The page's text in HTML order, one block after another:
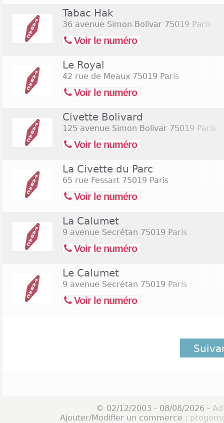
Tabac Hak
36 avenue Simon Bolivar 75019 Paris
Voir le numéro
Le Royal
42 rue de Meaux 75019 Paris
Voir le numéro
Civette Bolivard
125 avenue Simon Bolivar 75019 Paris
Voir le numéro
La Civette du Parc
65 rue Fessart 75019 Paris
Voir le numéro
La Calumet
9 avenue Secrétan 75019 Paris
Voir le numéro
Le Calumet
9 avenue Secrétan 75019 Paris
Voir le numéro
© 02/12/2003 - 08/08/2026 -
Ajouter/Modifier un commerce :